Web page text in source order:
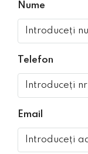
Nume
Telefon
Email